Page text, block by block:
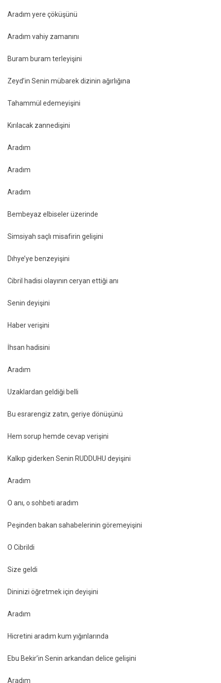
Aradım yere çöküşünü
Aradım vahiy zamanını
Buram buram terleyişini
Zeyd’in Senin mübarek dizinin ağırlığına
Tahammül edemeyişini
Kırılacak zannedişini
Aradım
Aradım
Aradım
Bembeyaz elbiseler üzerinde
Simsiyah saçlı misafirin gelişini
Dıhye’ye benzeyişini
Cibril hadisi olayının ceryan ettiği anı
Senin deyişini
Haber verişini
İhsan hadisini
Aradım
Uzaklardan geldiği belli
Bu esrarengiz zatın, geriye dönüşünü
Hem sorup hemde cevap verişini
Kalkıp giderken Senin RUDDUHU deyişini
Aradım
O anı, o sohbeti aradım
Peşinden bakan sahabelerinin göremeyişini
O Cibrildi
Size geldi
Dininizi öğretmek için deyişini
Aradım
Hicretini aradım kum yığınlarında
Ebu Bekir’in Senin arkandan delice gelişini
Aradım